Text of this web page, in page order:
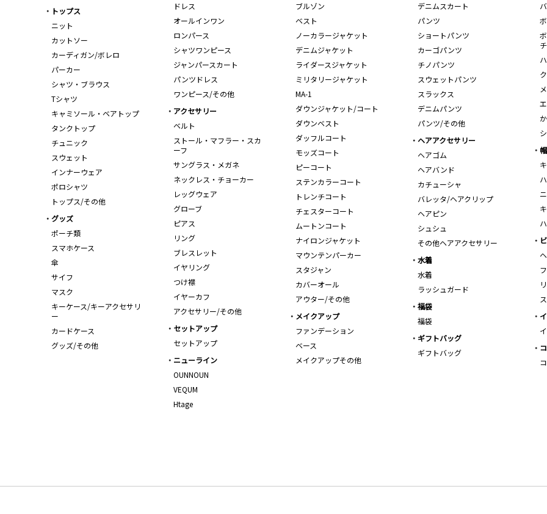
トップス
ニット
カットソー
カーディガン/ボレロ
パーカー
シャツ・ブラウス
Tシャツ
キャミソール・ベアトップ
タンクトップ
チュニック
スウェット
インナーウェア
ポロシャツ
トップス/その他
ドレス
オールインワン
ロンパース
シャツワンピース
ジャンパースカート
パンツドレス
ワンピース/その他
ブルゾン
ベスト
ノーカラージャケット
デニムジャケット
ライダースジャケット
ミリタリージャケット
MA-1
ダウンジャケット/コート
ダウンベスト
ダッフルコート
モッズコート
ピーコート
ステンカラーコート
トレンチコート
チェスターコート
ムートンコート
ナイロンジャケット
マウンテンパーカー
スタジャン
カバーオール
アウター/その他
デニムスカート
パンツ
ショートパンツ
カーゴパンツ
チノパンツ
スウェットパンツ
スラックス
デニムパンツ
パンツ/その他
チ
アクセサリー
ベルト
ストール・マフラー・スカ
ーフ
サングラス・メガネ
ネックレス・チョーカー
レッグウェア
グローブ
ピアス
リング
ブレスレット
イヤリング
つけ襟
イヤーカフ
アクセサリー/その他
ヘアアクセサリー
ヘアゴム
ヘアバンド
カチューシャ
バレッタ/ヘアクリップ
ヘアピン
シュシュ
その他ヘアアクセサリー
グッズ
ポーチ類
スマホケース
傘
サイフ
マスク
キーケース/キーアクセサリ
ー
カードケース
グッズ/その他
水着
水着
ラッシュガード
福袋
福袋
メイクアップ
ファンデーション
ベース
メイクアップその他
セットアップ
セットアップ
ギフトバッグ
ギフトバッグ
ニューライン
OUNNOUN
VEQUM
Htage